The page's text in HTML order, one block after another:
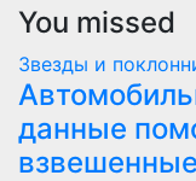
You missed
Звезды и
данные